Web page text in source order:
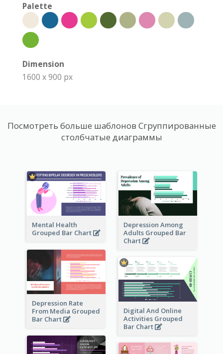
Palette
Dimension
1600 x 900 px
Посмотреть больше шаблонов Сгруппированные
столбчатые диаграммы
Mental Health
Grouped Bar Chart
Depression Among
Adults Grouped Bar
Chart
Depression Rate
From Media Grouped
Bar Chart
Digital And Online
Activities Grouped
Bar Chart